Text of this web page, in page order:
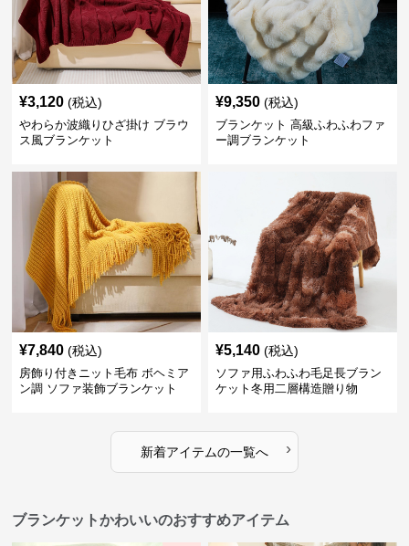
¥3,120 (税込)
やわらか波織りひざ掛け ブラウ
ス風ブランケット
¥9,350 (税込)
ブランケット 高級ふわふわファ
ー調ブランケット
¥7,840 (税込)
房飾り付きニット毛布 ボヘミア
ン調 ソファ装飾ブランケット
¥5,140 (税込)
ソファ用ふわふわ毛足長ブラン
ケット冬用二層構造贈り物
新着アイテムの一覧へ ›
ブランケットかわいいのおすすめアイテム